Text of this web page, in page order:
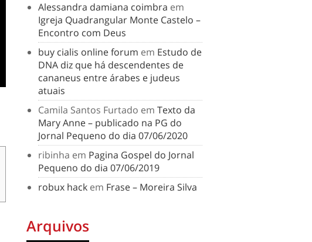
Alessandra damiana coimbra em
Igreja Quadrangular Monte Castelo –
Encontro com Deus
buy cialis online forum em Estudo de
DNA diz que há descendentes de
cananeus entre árabes e judeus
atuais
Camila Santos Furtado em Texto da
Mary Anne – publicado na PG do
Jornal Pequeno do dia 07/06/2020
ribinha em Pagina Gospel do Jornal
Pequeno do dia 07/06/2019
robux hack em Frase – Moreira Silva
Arquivos